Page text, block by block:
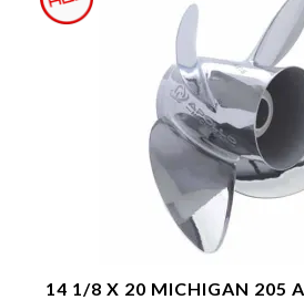
14 1/8 X 20 MICHIGAN 205